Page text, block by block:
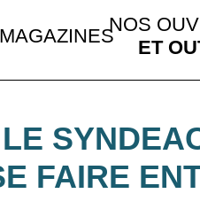
NOS
ET
FAIRE